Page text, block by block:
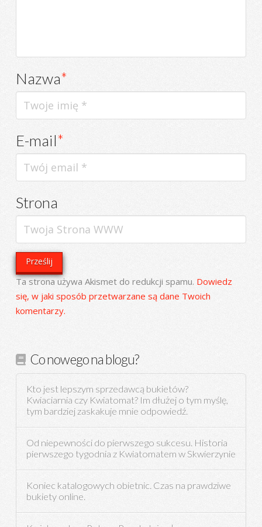
Nazwa*
E-mail*
Strona
Ta strona używa Akismet do redukcji spamu. Dowiedz
się, w jaki sposób przetwarzane są dane Twoich
komentarzy.
Co nowego na blogu?
Kto jest lepszym sprzedawcą bukietów?
Kwiaciarnia czy Kwiatomat? Im dłużej o tym myślę,
tym bardziej zaskakuje mnie odpowiedź.
Od niepewności do pierwszego sukcesu. Historia
pierwszego tygodnia z Kwiatomatem w Skwierzynie
Koniec katalogowych obietnic. Czas na prawdziwe
bukiety online.